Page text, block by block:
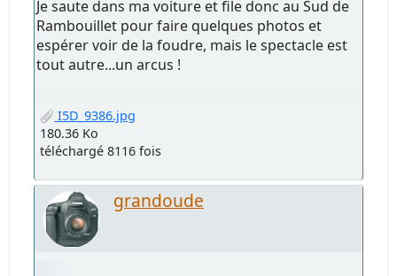
Je saute dans ma voiture et file donc au Sud de
Rambouillet pour faire quelques photos et
espérer voir de la foudre, mais le spectacle est
tout autre...un arcus !
I5D_9386.jpg
180.36 Ko
téléchargé 8116 fois
grandoude